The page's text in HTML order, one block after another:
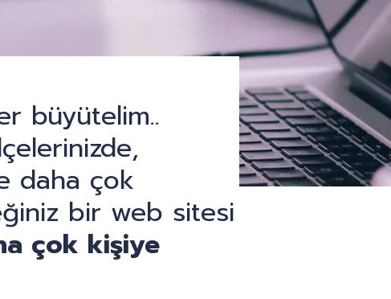
büyütelim..
daha çok
bir web sitesi
çok kişiye